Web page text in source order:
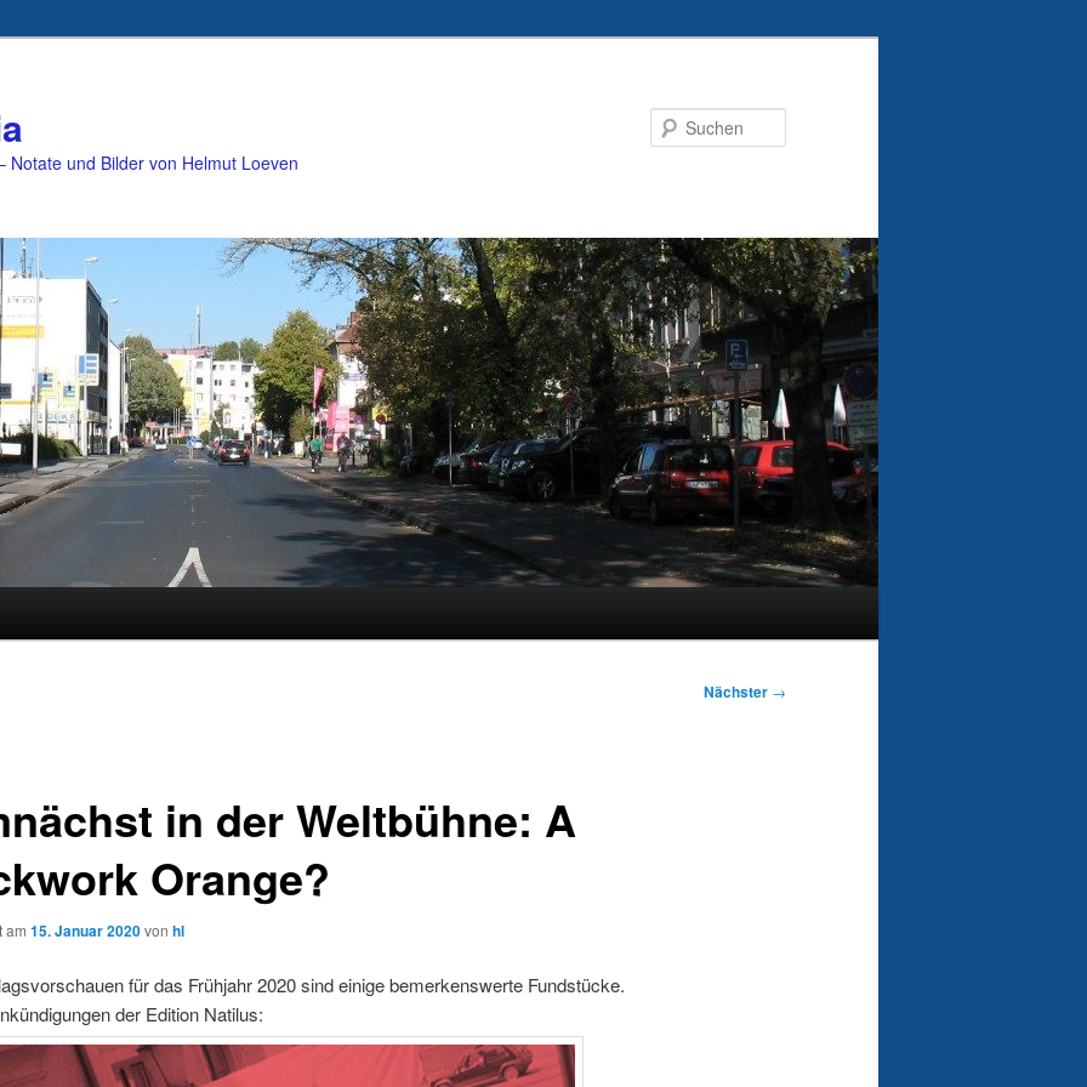
Notate und Bilder von Helmut Loeven
Nächster →
in der Weltbühne: A
Orange?
am 15. Januar 2020von hl
für das Frühjahr 2020 sind einige bemerkenswerte Fundstücke.
der Edition Natilus: